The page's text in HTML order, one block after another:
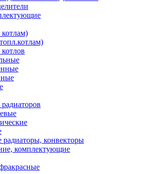
конвекторы
комплектующие